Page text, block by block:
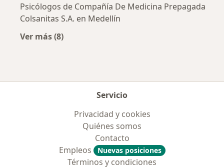
Psicólogos de Compañía De Medicina Prepagada
Colsanitas S.A. en Medellín
Ver más (8)
Servicio
Privacidad y cookies
Quiénes somos
Contacto
Empleos
Nuevas posiciones
Términos y condiciones